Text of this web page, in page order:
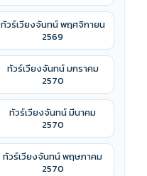
ทัวร์เวียงจันทน์ พฤศจิกายน
2569
ทัวร์เวียงจันทน์ มกราคม
2570
ทัวร์เวียงจันทน์ มีนาคม
2570
ทัวร์เวียงจันทน์ พฤษภาคม
2570